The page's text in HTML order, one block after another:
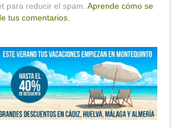
para reducir el spam.Aprende cómo se
tus comentarios.